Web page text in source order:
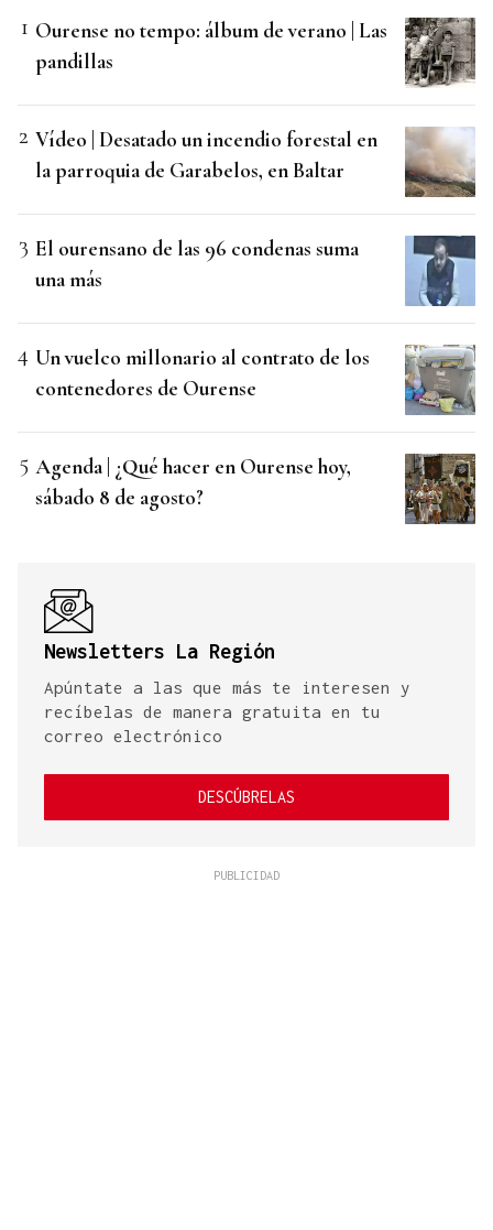
Ourense no tempo: álbum de verano | Las
pandillas
Vídeo | Desatado un incendio forestal en
la parroquia de Garabelos, en Baltar
El ourensano de las 96 condenas suma
una más
Un vuelco millonario al contrato de los
contenedores de Ourense
Agenda | ¿Qué hacer en Ourense hoy,
sábado 8 de agosto?
Newsletters La Región
Apúntate a las que más te interesen y
recíbelas de manera gratuita en tu
correo electrónico
DESCÚBRELAS